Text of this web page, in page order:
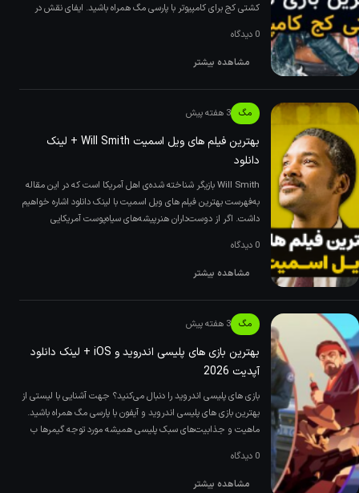
کشتی کج برای کامپیوتر با پارسی مگ همراه باشید. ایفای نقش در
0 دیدگاه
مشاهده بیشتر
مگ 3 هفته پیش
بهترین فیلم های ویل اسمیت Will Smith + لینک
دانلود
Will Smith بازیگر شناخته شده‌ی اهل آمریکا است که در این مقاله
به‌فهرست بهترین فیلم های ویل اسمیت با لینک دانلود اشاره خواهیم
داشت. اگر از دوست‌داران هنرپیشه‌های سیاه‌پوست آمریکایی
0 دیدگاه
مشاهده بیشتر
مگ 3 هفته پیش
بهترین بازی های پلیسی اندروید و iOS + لینک دانلود
آپدیت 2026
بازی های پلیسی اندروید را دنبال می‌کنید؟ جهت آشنایی با لیستی از
بهترین بازی های پلیسی اندروید و آیفون با پارسی مگ همراه باشید.
ماهیت و جذابیت‌های سبک پلیسی همیشه مورد توجه گیمرها ب
0 دیدگاه
مشاهده بیشتر